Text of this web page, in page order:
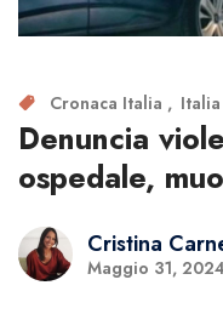
Cronaca Italia Italia
Denuncia
ospedale,
Cristina
Maggio 31,